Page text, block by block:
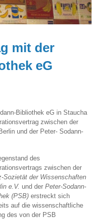
mit der
eG
Bibliothek eG in Staucha
zwischen der
und der Peter- Sodann-
des
zwischen der
Sozietät der Wissenschaften
e.V. und derPeter-Sodann-
(PSB)erstreckt sich
auf die wissenschaftliche
des von der PSB